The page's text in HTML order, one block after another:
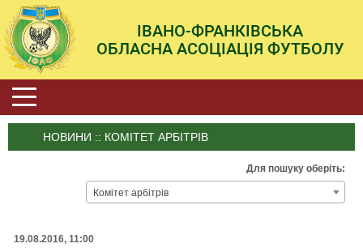
ІВАНО-ФРАНКІВСЬКА
ОБЛАСНА АСОЦІАЦІЯ ФУТБОЛУ
НОВИНИ :: КОМІТЕТ АРБІТРІВ
Для пошуку оберіть:
Комітет арбітрів
19.08.2016, 11:00